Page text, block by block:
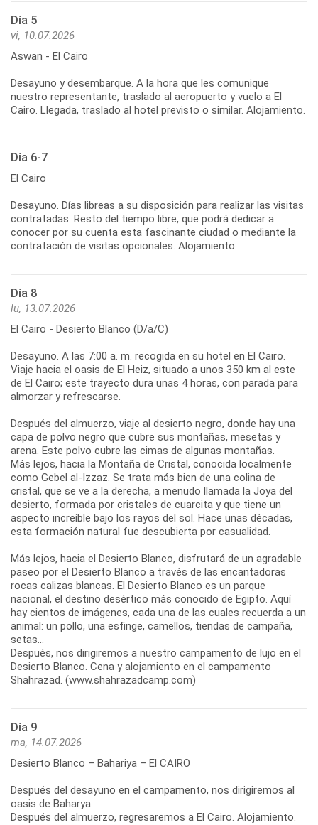
Día 5
vi, 10.07.2026
Aswan - El Cairo
Desayuno y desembarque. A la hora que les comunique
nuestro representante, traslado al aeropuerto y vuelo a El
Cairo. Llegada, traslado al hotel previsto o similar. Alojamiento.
Día 6-7
El Cairo
Desayuno. Días libreas a su disposición para realizar las visitas
contratadas. Resto del tiempo libre, que podrá dedicar a
conocer por su cuenta esta fascinante ciudad o mediante la
contratación de visitas opcionales. Alojamiento.
Día 8
lu, 13.07.2026
El Cairo - Desierto Blanco (D/a/C)
Desayuno. A las 7:00 a. m. recogida en su hotel en El Cairo.
Viaje hacia el oasis de El Heiz, situado a unos 350 km al este
de El Cairo; este trayecto dura unas 4 horas, con parada para
almorzar y refrescarse.
Después del almuerzo, viaje al desierto negro, donde hay una
capa de polvo negro que cubre sus montañas, mesetas y
arena. Este polvo cubre las cimas de algunas montañas.
Más lejos, hacia la Montaña de Cristal, conocida localmente
como Gebel al-Izzaz. Se trata más bien de una colina de
cristal, que se ve a la derecha, a menudo llamada la Joya del
desierto, formada por cristales de cuarcita y que tiene un
aspecto increíble bajo los rayos del sol. Hace unas décadas,
esta formación natural fue descubierta por casualidad.
Más lejos, hacia el Desierto Blanco, disfrutará de un agradable
paseo por el Desierto Blanco a través de las encantadoras
rocas calizas blancas. El Desierto Blanco es un parque
nacional, el destino desértico más conocido de Egipto. Aquí
hay cientos de imágenes, cada una de las cuales recuerda a un
animal: un pollo, una esfinge, camellos, tiendas de campaña,
setas...
Después, nos dirigiremos a nuestro campamento de lujo en el
Desierto Blanco. Cena y alojamiento en el campamento
Shahrazad. (www.shahrazadcamp.com)
Día 9
ma, 14.07.2026
Desierto Blanco – Bahariya – El CAIRO
Después del desayuno en el campamento, nos dirigiremos al
oasis de Baharya.
Después del almuerzo, regresaremos a El Cairo. Alojamiento.